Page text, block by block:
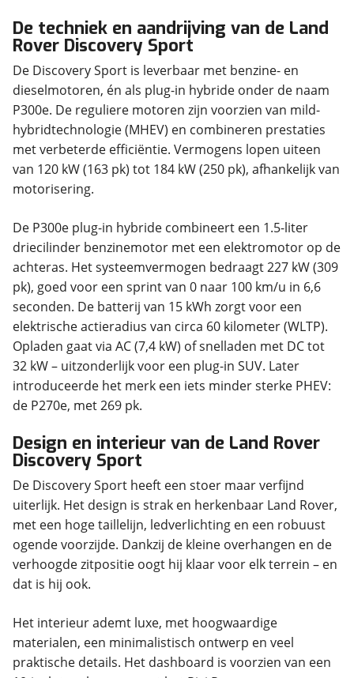
De techniek en aandrijving van de Land
Rover Discovery Sport
De Discovery Sport is leverbaar met benzine- en
dieselmotoren, én als plug-in hybride onder de naam
P300e. De reguliere motoren zijn voorzien van mild-
hybridtechnologie (MHEV) en combineren prestaties
met verbeterde efficiëntie. Vermogens lopen uiteen
van 120 kW (163 pk) tot 184 kW (250 pk), afhankelijk van
motorisering.
De P300e plug-in hybride combineert een 1.5-liter
driecilinder benzinemotor met een elektromotor op de
achteras. Het systeemvermogen bedraagt 227 kW (309
pk), goed voor een sprint van 0 naar 100 km/u in 6,6
seconden. De batterij van 15 kWh zorgt voor een
elektrische actieradius van circa 60 kilometer (WLTP).
Opladen gaat via AC (7,4 kW) of snelladen met DC tot
32 kW – uitzonderlijk voor een plug-in SUV. Later
introduceerde het merk een iets minder sterke PHEV:
de P270e, met 269 pk.
Design en interieur van de Land Rover
Discovery Sport
De Discovery Sport heeft een stoer maar verfijnd
uiterlijk. Het design is strak en herkenbaar Land Rover,
met een hoge taillelijn, ledverlichting en een robuust
ogende voorzijde. Dankzij de kleine overhangen en de
verhoogde zitpositie oogt hij klaar voor elk terrein – en
dat is hij ook.
Het interieur ademt luxe, met hoogwaardige
materialen, een minimalistisch ontwerp en veel
praktische details. Het dashboard is voorzien van een